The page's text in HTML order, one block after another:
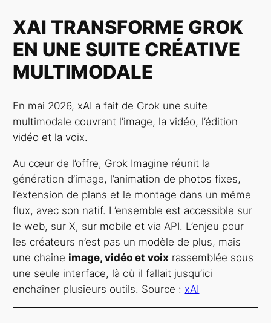
XAI TRANSFORME GROK
EN UNE SUITE CRÉATIVE
MULTIMODALE
En mai 2026, xAI a fait de Grok une suite
multimodale couvrant l’image, la vidéo, l’édition
vidéo et la voix.
Au cœur de l’offre, Grok Imagine réunit la
génération d’image, l’animation de photos fixes,
l’extension de plans et le montage dans un même
flux, avec son natif. L’ensemble est accessible sur
le web, sur X, sur mobile et via API. L’enjeu pour
les créateurs n’est pas un modèle de plus, mais
une chaîne image, vidéo et voix rassemblée sous
une seule interface, là où il fallait jusqu’ici
enchaîner plusieurs outils. Source : xAI